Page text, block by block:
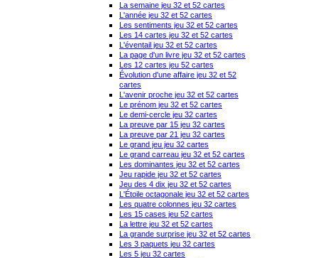
La semaine jeu 32 et 52 cartes
L'année jeu 32 et 52 cartes
Les sentiments jeu 32 et 52 cartes
Les 14 cartes jeu 32 et 52 cartes
L'éventail jeu 32 et 52 cartes
La page d'un livre jeu 32 et 52 cartes
Les 12 cartes jeu 52 cartes
Évolution d'une affaire jeu 32 et 52
cartes
L'avenir proche jeu 32 et 52 cartes
Le prénom jeu 32 et 52 cartes
Le demi-cercle jeu 32 cartes
La preuve par 15 jeu 32 cartes
La preuve par 21 jeu 32 cartes
Le grand jeu jeu 32 cartes
Le grand carreau jeu 32 et 52 cartes
Les dominantes jeu 32 et 52 cartes
Jeu rapide jeu 32 et 52 cartes
Jeu des 4 dix jeu 32 et 52 cartes
L'Étoile octagonale jeu 32 et 52 cartes
Les quatre colonnes jeu 32 cartes
Les 15 cases jeu 52 cartes
La lettre jeu 32 et 52 cartes
La grande surprise jeu 32 et 52 cartes
Les 3 paquets jeu 32 cartes
Les 5 jeu 32 cartes